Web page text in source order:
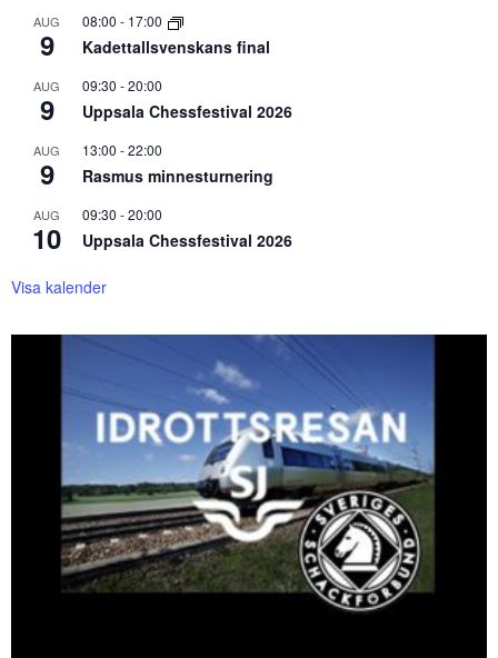
AUG
9
08:00 - 17:00
Kadettallsvenskans final
AUG
9
09:30 -20:00
Uppsala Chessfestival 2026
AUG
9
13:00 -22:00
Rasmus minnesturnering
AUG
10
09:30 -20:00
Uppsala Chessfestival 2026
Visa kalender